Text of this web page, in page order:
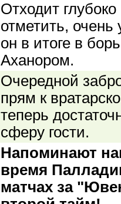
Отходит
отметить, очень
он в итоге в
Аханором.
Очередной
прям к
теперь
сферу гости.
Напоминают
время
матчах за